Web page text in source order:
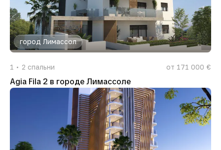
город Лимассол
1 2 спальни от 171 000 €
Agia Fila 2 в городе Лимассоле